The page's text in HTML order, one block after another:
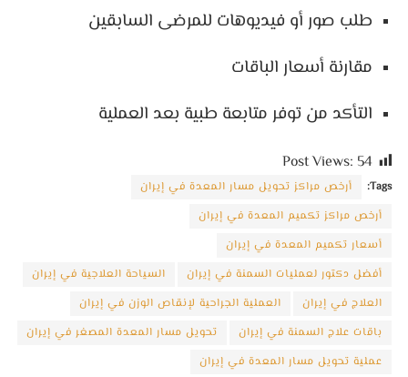
طلب صور أو فيديوهات للمرضى السابقين
مقارنة أسعار الباقات
التأكد من توفر متابعة طبية بعد العملية
Post Views: 54
Tags:
أرخص مراكز تحويل مسار المعدة في إيران
أرخص مراكز تكميم المعدة في إيران
أسعار تكميم المعدة في إيران
أفضل دكتور لعمليات السمنة في إيران
السياحة العلاجية في إيران
العلاج في إيران
العملية الجراحية لإنقاص الوزن في إيران
باقات علاج السمنة في إيران
تحويل مسار المعدة المصغر في إيران
عملية تحويل مسار المعدة في إيران